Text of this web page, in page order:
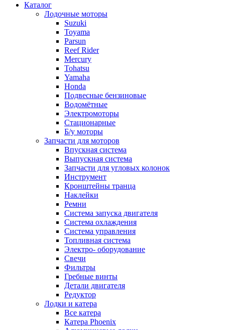
Каталог
Лодочные моторы
Suzuki
Toyama
Parsun
Reef Rider
Mercury
Tohatsu
Yamaha
Honda
Подвесные бензиновые
Водомётные
Электромоторы
Стационарные
Б/у моторы
Запчасти для моторов
Впускная система
Выпускная система
Запчасти для угловых колонок
Инструмент
Кронштейны транца
Наклейки
Ремни
Система запуска двигателя
Система охлаждения
Система управления
Топливная система
Электро- оборудование
Свечи
Фильтры
Гребные винты
Детали двигателя
Редуктор
Лодки и катера
Все катера
Катера Phoenix